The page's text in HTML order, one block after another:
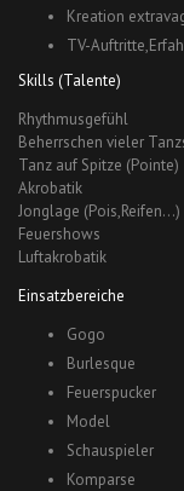
Kreation
TV-
Skills (Talente)
Rhythmusgefühl
Beherrschen vieler
Tanz auf Spitze (Pointe)
Akrobatik
Jonglage (Pois,Reifen…)
Feuershows
Luftakrobatik
Einsatzbereiche
Gogo
Burlesque
Feuerspucker
Model
Schauspieler
Komparse